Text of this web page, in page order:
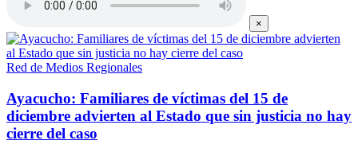
×
Red de Medios Regionales
Ayacucho: Familiares de víctimas del 15 de
diciembre advierten al Estado que sin justicia no hay
cierre del caso